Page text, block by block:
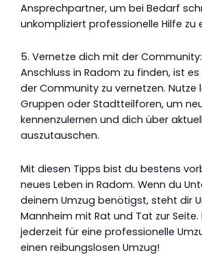
Ansprechpartner, um bei Bedarf
unkompliziert professionelle Hilfe zu
5. Vernetze dich mit der
Anschluss in Radom zu finden, ist
der Community zu vernetzen. Nutze
Gruppen oder Stadtteilforen, um
kennenzulernen und dich über
auszutauschen.
Mit diesen Tipps bist du bestens
neues Leben in Radom. Wenn du
deinem Umzug benötigst, steht dir
Mannheim mit Rat und Tat zur
jederzeit für eine professionelle
einen reibungslosen Umzug!